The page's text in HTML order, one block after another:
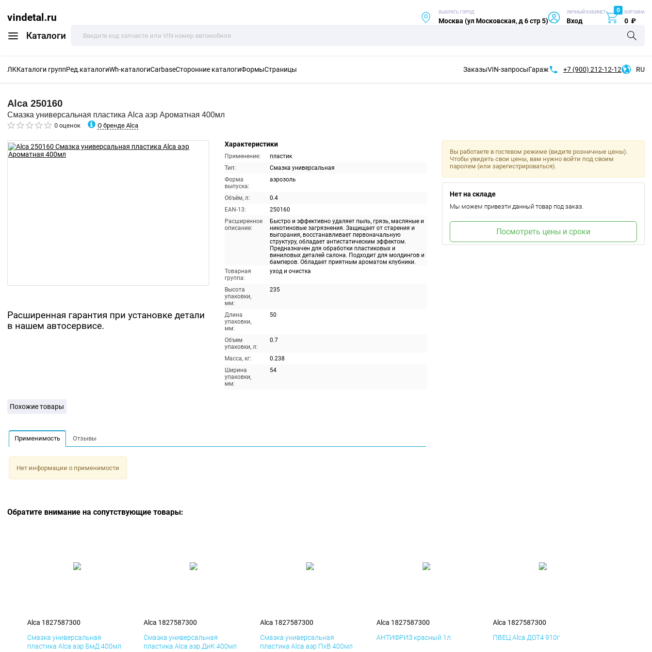
vindetal.ru
Каталоги
ВЫБРАТЬ ГОРОД
Москва (ул Московская, д 6 стр 5)
ЛИЧНЫЙ КАБИНЕТ
Вход
0 КОРЗИНА
0 ₽
ЛККаталоги группРед.каталогиWh-каталогиCarbaseСторонние каталогиФормыСтраницы ЗаказыVIN-запросыГараж +7 (900) 212-12-12 RU
Alca 250160
Смазка универсальная пластика Alca аэр Ароматная 400мл
0 оценок О бренде Alca
Расширенная гарантия при установке детали
в нашем автосервисе.
Характеристики
Применение:
пластик
Тип:
Смазка универсальная
Форма
выпуска:
аэрозоль
Объём, л:
0.4
EAN-13:
250160
Расширенное
описание:
Быстро и эффективно удаляет пыль, грязь, масляные и
никотиновые загрязнения. Защищает от старения и
выгорания, восстанавливает первоначальную
структуру, обладает антистатическим эффектом.
Предназначен для обработки пластиковых и
виниловых деталей салона. Подходит для молдингов и
бамперов. Обладает приятным ароматом клубники.
Товарная
группа:
уход и очистка
Высота
упаковки,
мм:
235
Длина
упаковки,
мм:
50
Объем
упаковки, л:
0.7
Масса, кг:
0.238
Ширина
упаковки,
мм:
54
Вы работаете в гостевом режиме (видите розничные цены).
Чтобы увидеть свои цены, вам нужно войти под своим
паролем (или зарегистрироваться).
Нет на складе
Мы можем привезти данный товар под заказ.
Посмотреть цены и сроки
Похожие товары
Применимость Отзывы
Нет информации о применимости
Обратите внимание на сопутствующие товары:
Alca 1827587300
Смазка универсальная
пластика Alca аэр БмД 400мл
Alca 1827587300
Смазка универсальная
пластика Alca аэр ДиК 400мл
Alca 1827587300
Смазка универсальная
пластика Alca аэр ПхВ 400мл
Alca 1827587300
АНТИФРИЗ красный 1л.
Alca 1827587300
ПВЕЦ Alca ДОТ4 910г